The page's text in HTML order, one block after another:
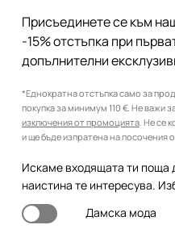
Присъединете се към
-15% отстъпка при
допълнителни
*Еднократна отстъпка само за
покупка за минимум 110 €. Не важи
изключения от промоцията. Не се
и ще бъде изпратена на посочения
Искаме входящата ти поща
наистина те интересува.
Дамска мода